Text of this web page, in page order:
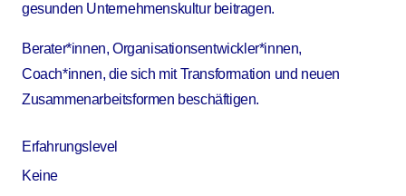
gesunden Unternehmenskultur beitragen.
Berater*innen, Organisationsentwickler*innen,
Coach*innen, die sich mit Transformation und neuen
Zusammenarbeitsformen beschäftigen.
Erfahrungslevel
Keine